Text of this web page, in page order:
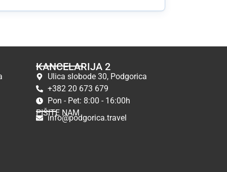
KANCELARIJA 2
Ulica slobode 30, Podgorica
+382 20 673 679
Pon - Pet: 8:00 - 16:00h
PIŠITE NAM
info@podgorica.travel